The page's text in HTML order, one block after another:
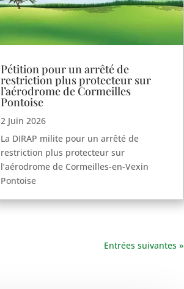
Pétition pour un arrêté de
restriction plus protecteur sur
l’aérodrome de Cormeilles
Pontoise
2 Juin 2026
La DIRAP milite pour un arrêté de
restriction plus protecteur sur
l’aérodrome de Cormeilles-en-Vexin
Pontoise
Entrées suivantes »